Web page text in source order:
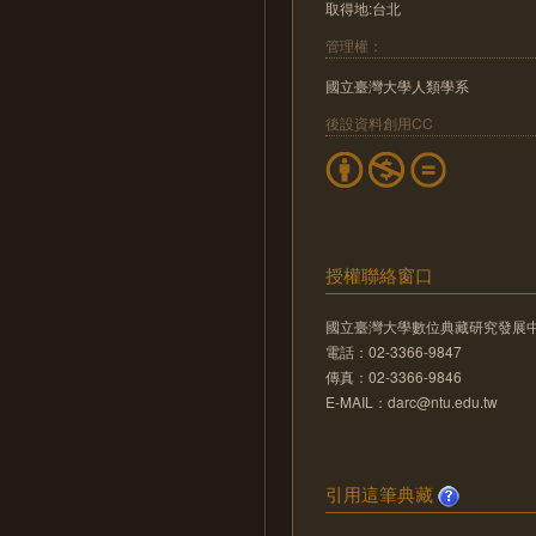
取得地:台北
管理權：
國立臺灣大學人類學系
後設資料創用CC
授權聯絡窗口
國立臺灣大學數位典藏研究發展
電話：02-3366-9847
傳真：02-3366-9846
E-MAIL：darc@ntu.edu.tw
引用這筆典藏